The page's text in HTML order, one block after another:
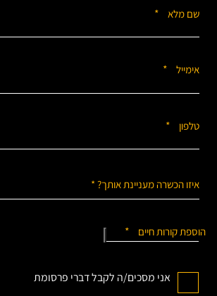
שם מלא *
אימייל *
טלפון *
איזו הכשרה מעניינת אותך? *
הוספת קורות חיים *
אני מסכים/ה לקבל דברי פרסומת